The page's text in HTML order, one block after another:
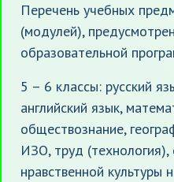
Перечень учебных
(модулей),
образовательной
5 – 6 классы: русский
английский язык,
обществознание,
ИЗО, труд
нравственной культуры